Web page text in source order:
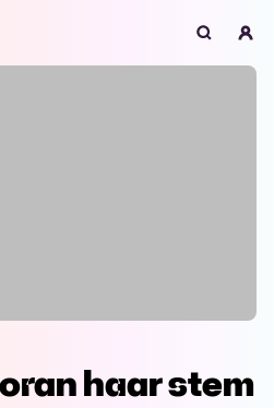
niet ondersteund
Download
haar stem